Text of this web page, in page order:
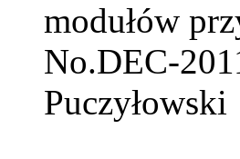
modułów
No.DEC-
Puczyłowski